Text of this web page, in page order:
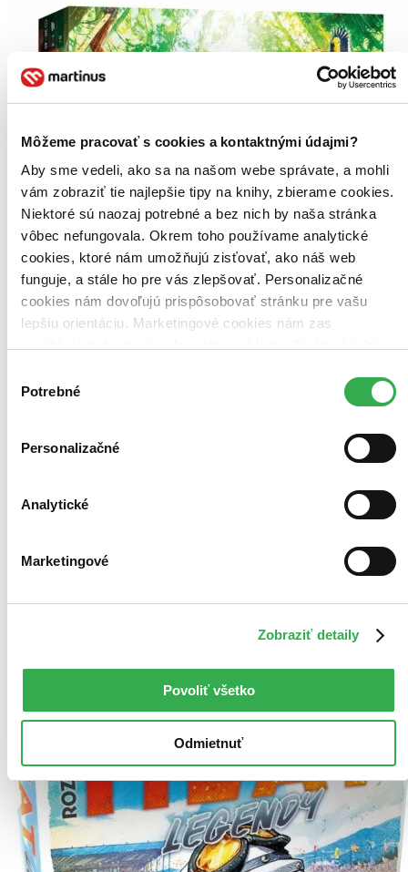
Môžeme pracovať s cookies a kontaktnými údajmi?
Aby sme vedeli, ako sa na našom webe správate, a mohli
vám zobraziť tie najlepšie tipy na knihy, zbierame cookies.
Niektoré sú naozaj potrebné a bez nich by naša stránka
vôbec nefungovala. Okrem toho používame analytické
cookies, ktoré nám umožňujú zisťovať, ako náš web
funguje, a stále ho pre vás zlepšovať. Personalizačné
cookies nám dovoľujú prispôsobovať stránku pre vašu
lepšiu orientáciu. Marketingové cookies nám zas
keby sme mohli používať všetky tieto cookies. Ďakujeme!
súhlasu
Potrebné
Personalizačné
Analytické
Marketingové
Zobraziť detaily
Povoliť všetko
Odmietnuť
CZ
V rodinnej hre Hutan – život v pralese sa 1-4 hráči snažia vytvoriť
Hra
Tento produkt momentálne nemáme na sklade, ale zvyčajne
Pridať do zoznamu